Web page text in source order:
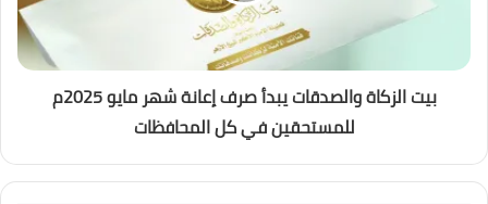
بيت الزكاة والصدقات يبدأ صرف إعانة شهر مايو 2025م
للمستحقين في كل المحافظات